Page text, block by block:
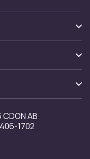
AB
1702